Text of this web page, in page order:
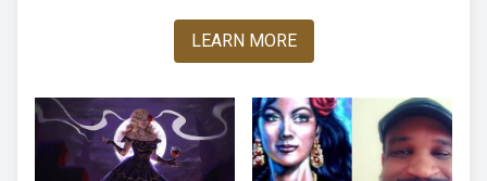
LEARN MORE